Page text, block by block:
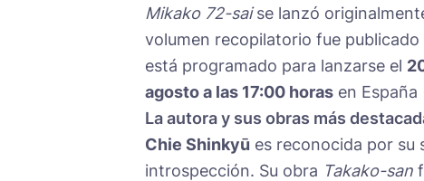
Mikako 72-saise lanzó
volumen recopilatorio fue publicado
está programado para lanzarse el
agosto a las 17:00 horas en España
La autora y sus obras más
Chie Shinkyū es reconocida por su
introspección. Su obra Takako-san